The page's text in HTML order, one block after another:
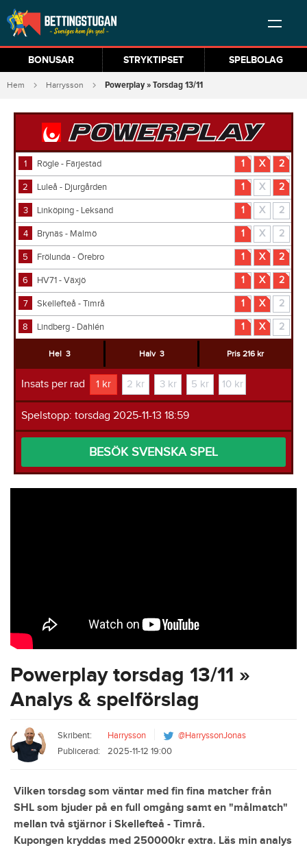
BONUSAR STRYKTIPSET SPELBOLAG
Hem Harrysson Powerplay » Torsdag 13/11
1 Rögle - Färjestad 1 X 2
2 Luleå - Djurgården 1 X 2
3 Linköping - Leksand 1 X 2
4 Brynäs - Malmö 1 X 2
5 Frölunda - Örebro 1 X 2
6 HV71 - Växjö 1 X 2
7 Skellefteå - Timrå 1 X 2
8 Lindberg - Dahlén 1 X 2
Hel 3 Halv 3 Pris 216 kr
Insats per rad 1 kr 2 kr 3 kr 5 kr 10 kr
Spelstopp: torsdag 2025-11-13 18:59
BESÖK SVENSKA SPEL
Powerplay torsdag 13/11 »
Analys & spelförslag
Skribent: Harrysson
@HarryssonJonas
Publicerad:
2025-11-12 19:00
Vilken torsdag som väntar med fin fina matcher från
SHL som bjuder på en full omgång samt en "målmatch"
mellan två stjärnor i Skellefteå - Timrå.
Kupongen kryddas med 250000kr extra. Läs min analys